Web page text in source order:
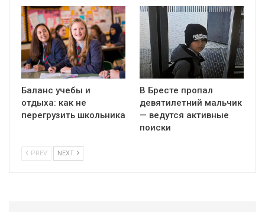
Баланс учебы и
отдыха: как не
перегрузить школьника
В Бресте пропал
девятилетний мальчик
— ведутся активные
поиски
PREV NEXT